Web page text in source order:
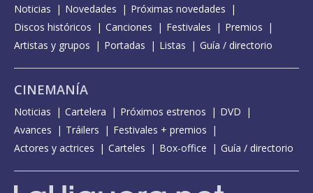
Noticias Novedades
Próximas novedades
Discos históricos
Canciones Festivales
Premios
Artistas y grupos
Portadas Listas Guía / directorio
CINEMANÍA
Noticias Cartelera Próximos estrenos
DVD
Avances
Tráilers
Festivales + premios
Actores y actrices
Carteles Box-office Guía / directorio